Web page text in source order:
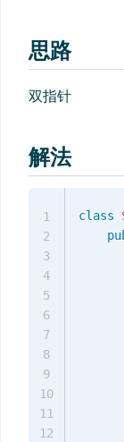
思路
双指针
解法
class
1
2
3
4
5
6
7
8
9
10
11
12